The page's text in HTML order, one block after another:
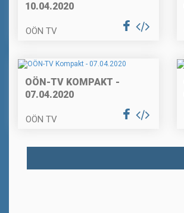
10.04.2020
OÖN TV
OÖN-TV KOMPAKT -
07.04.2020
OÖN TV